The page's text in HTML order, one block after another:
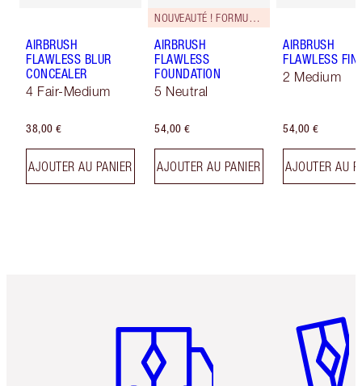
AIRBRUSH
FLAWLESS BLUR
CONCEALER
4 Fair-Medium
38,00 €
AJOUTER AU PANIER
NOUVEAUTÉ ! FORMULE ZÉRO DÉFAUT
AIRBRUSH
FLAWLESS
FOUNDATION
5 Neutral
54,00 €
AJOUTER AU PANIER
AIRBRUSH
FLAWLESS
2 Medium
54,00 €
AJOUTER AU